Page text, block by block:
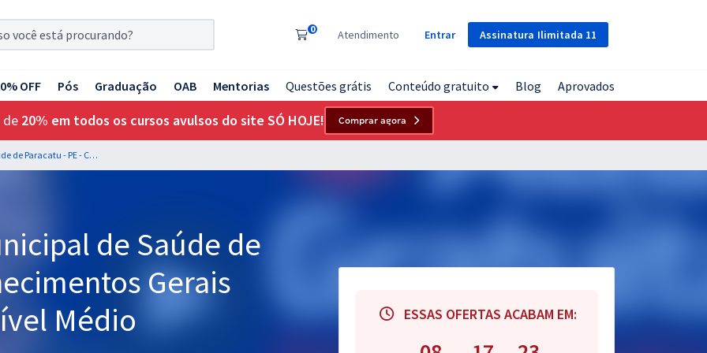
Assinatura Ilimitada 11
0 Atendimento Entrar
OFF Pós Graduação OAB Mentorias Questões grátis Conteúdo gratuito Blog Aprovados
de 20% em todos os cursos avulsos do site SÓ HOJE! Comprar agora
SMS - Secretaria Municipal de Saúde de Paracatu - PE - Conhecimentos Gerais para os Cargos de Nível Médio
de Saúde de
Gerais
Médio
ESSAS OFERTAS ACABAM EM: